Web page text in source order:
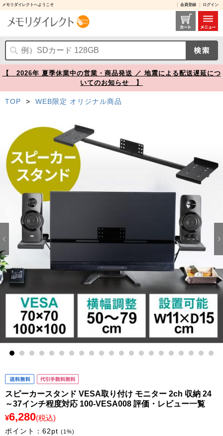
メモリダイレクトへようこそ 会員登録 ログイン
100-VESA008 レビュー / スピーカースタンド VESA取り付け モニター 2ch 収納 24～37インチ程度対応【メモリダイレクト】
【 2026年 夏季休業中の営業・商品発送 ／ 地震による配送遅延につ
いてのお知らせ 】
TOP > WEB限定 オリジナル商品
10 11 12 13 14 15 16 17 18 19 20
スピーカースタンド VESA取り付け モニター 2ch 収納 24
～37インチ程度対応 100-VESA008 評価・レビュー一覧
¥6,280(税込)
ポイント： 62pt (1%)